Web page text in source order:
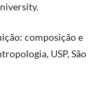
composição e
USP, São